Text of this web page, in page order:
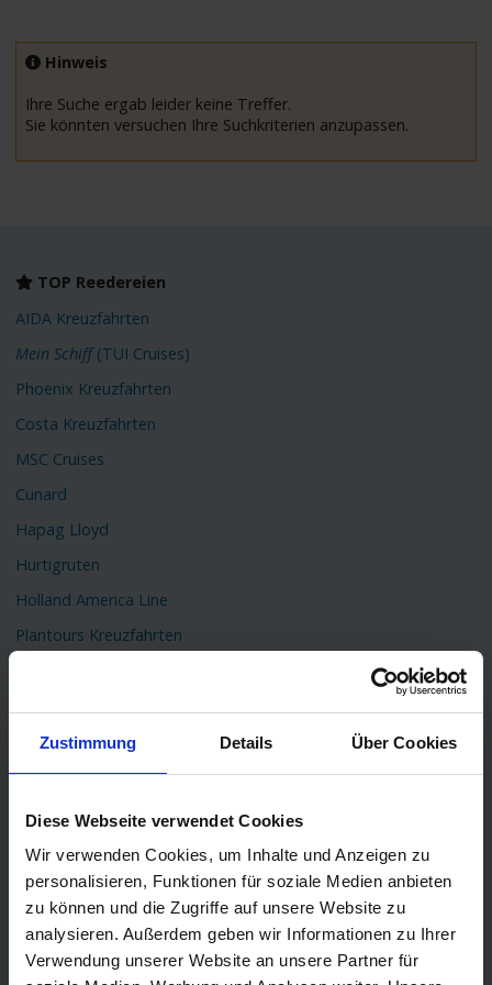
Zustimmung Details Über Cookies
Diese Webseite verwendet Cookies
Wir verwenden Cookies, um Inhalte und Anzeigen zu
personalisieren, Funktionen für soziale Medien anbieten
zu können und die Zugriffe auf unsere Website zu
analysieren. Außerdem geben wir Informationen zu Ihrer
Verwendung unserer Website an unsere Partner für
Hinweis
Ihre Suche ergab leider keine Treffer.
Sie könnten versuchen Ihre Suchkriterien anzupassen.
TOP Reedereien
AIDA Kreuzfahrten
Mein Schiff(TUI Cruises)
Phoenix Kreuzfahrten
Costa Kreuzfahrten
MSC Cruises
Cunard
Hapag Lloyd
Hurtigruten
Holland America Line
Plantours Kreuzfahrten
Karibik Kreuzfahrt
Orient Kreuzfahrt
Ostsee Kreuzfahrt
Kreuzfahrt Kanaren
Kreuzfahrt Nordkap
Kreuzfahrt Asien
Kreuzfahrt Island